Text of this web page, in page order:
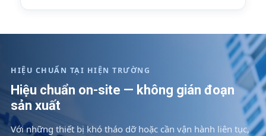
HIỆU CHUẨN TẠI HIỆN TRƯỜNG
Hiệu chuẩn on-site — không gián đoạn
sản xuất
Với những thiết bị khó tháo dỡ hoặc cần vận hành liên tục,